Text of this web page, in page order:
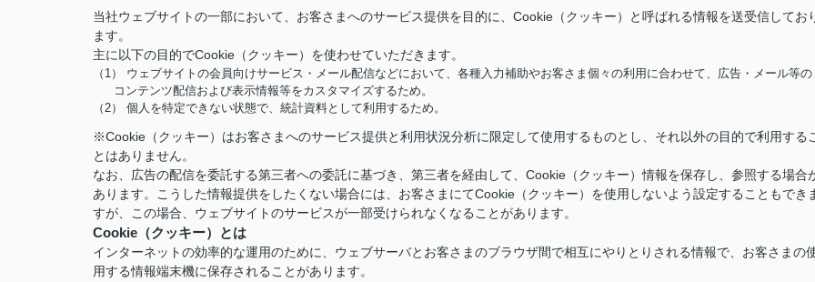
当社ウェブサイトの一部において、お客さまへのサービス提供を目的に、Cookie（クッキー）と呼ばれる情報を送受信してお
ます。
主に以下の目的でCookie（クッキー）を使わせていただきます。
（1） ウェブサイトの会員向けサービス・メール配信などにおいて、各種入力補助やお客さま個々の利用に合わせて、広告・メール等の
コンテンツ配信および表示情報等をカスタマイズするため。
（2） 個人を特定できない状態で、統計資料として利用するため。
※Cookie（クッキー）はお客さまへのサービス提供と利用状況分析に限定して使用するものとし、それ以外の目的で利用する
とはありません。
なお、広告の配信を委託する第三者への委託に基づき、第三者を経由して、Cookie（クッキー）情報を保存し、参照する場合
あります。こうした情報提供をしたくない場合には、お客さまにてCookie（クッキー）を使用しないよう設定することもでき
すが、この場合、ウェブサイトのサービスが一部受けられなくなることがあります。
Cookie（クッキー）とは
インターネットの効率的な運用のために、ウェブサーバとお客さまのブラウザ間で相互にやりとりされる情報で、お客さまの
用する情報端末機に保存されることがあります。